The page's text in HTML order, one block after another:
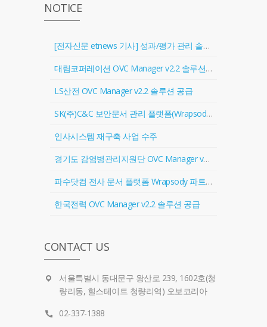
NOTICE
[전자신문 etnews 기사] 성과/평가 관리 솔루션 '골인원(Goal In One)' 출시
대림코퍼레이션 OVC Manager v2.2 솔루션 공급
LS산전 OVC Manager v2.2 솔루션 공급
SK(주)C&C 보안문서 관리 플랫폼(Wrapsody) 협력업체 등록
인사시스템 재구축 사업 수주
경기도 감염병관리지원단 OVC Manager v2.2 솔루션 공급
파수닷컴 전사 문서 플랫폼 Wrapsody 파트너 계약 체결
한국전력 OVC Manager v2.2 솔루션 공급
CONTACT US
서울특별시 동대문구 왕산로 239, 1602호(청
량리동, 힐스테이트 청량리역) 오보코리아
02-337-1388